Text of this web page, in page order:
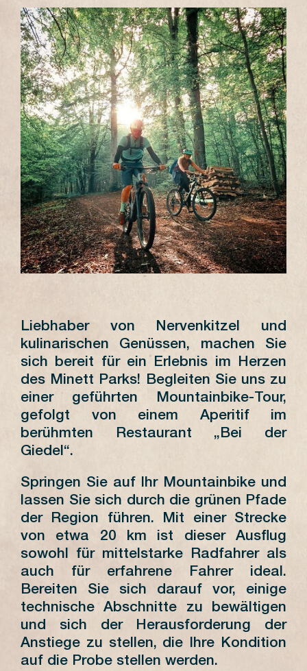
Liebhaber von Nervenkitzel und
kulinarischen Genüssen, machen Sie
sich bereit für ein Erlebnis im Herzen
des Minett Parks! Begleiten Sie uns zu
einer geführten Mountainbike-Tour,
gefolgt von einem Aperitif im
berühmten Restaurant „Bei der
Giedel“.
Springen Sie auf Ihr Mountainbike und
lassen Sie sich durch die grünen Pfade
der Region führen. Mit einer Strecke
von etwa 20 km ist dieser Ausflug
sowohl für mittelstarke Radfahrer als
auch für erfahrene Fahrer ideal.
Bereiten Sie sich darauf vor, einige
technische Abschnitte zu bewältigen
und sich der Herausforderung der
Anstiege zu stellen, die Ihre Kondition
auf die Probe stellen werden.